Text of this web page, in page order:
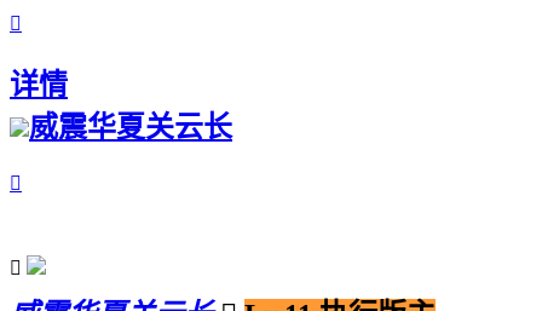

详情
威震华夏关云长

